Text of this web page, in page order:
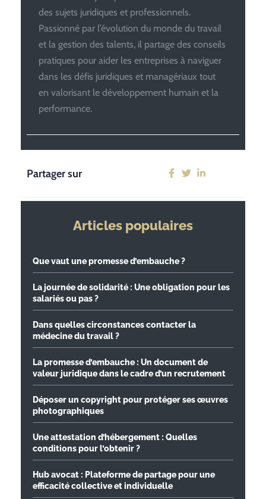
des sujets juridiques et professionnels.
Passionné par l’évolution du monde du travail
et la gestion des talents, il partage des conseils
pratiques pour aider les entreprises à naviguer
dans les défis juridiques et managériaux tout
en valorisant le développement humain et la
performance.
Partager sur
Articles populaires
Que vaut une promesse d’embauche ?
La journée de solidarité : Une obligation pour les
salariés ou pas ?
Dans quelles circonstances contacter la
médecine du travail ?
La promesse d’embauche : Un document de
valeur juridique dans le cadre d’un recrutement
Déposer un copyright pour protéger ses œuvres
photographiques
Une attestation d’hébergement : Quelles
conditions pour l’obtenir ?
Hub avocat : Plateforme de partage pour une
efficacité collective et individuelle